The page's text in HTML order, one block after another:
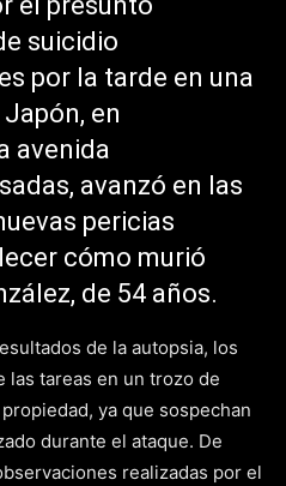
suicidio
por la tarde en una
en
avenida
avanzó en las
pericias
cómo murió
de 54 años.
de la autopsia, los
las tareas en un trozo de
ya que sospechan
durante el ataque. De
realizadas por el